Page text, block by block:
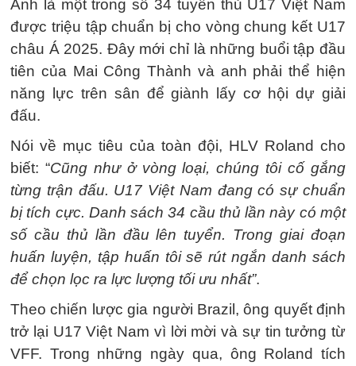
Anh là một trong số 34 tuyển thủ U17 Việt Nam
được triệu tập chuẩn bị cho vòng chung kết U17
châu Á 2025. Đây mới chỉ là những buổi tập đầu
tiên của Mai Công Thành và anh phải thể hiện
năng lực trên sân để giành lấy cơ hội dự giải
đấu.
Nói về mục tiêu của toàn đội, HLV Roland cho
biết: “Cũng như ở vòng loại, chúng tôi cố gắng
từng trận đấu. U17 Việt Nam đang có sự chuẩn
bị tích cực. Danh sách 34 cầu thủ lần này có một
số cầu thủ lần đầu lên tuyển. Trong giai đoạn
huấn luyện, tập huấn tôi sẽ rút ngắn danh sách
để chọn lọc ra lực lượng tối ưu nhất”.
Theo chiến lược gia người Brazil, ông quyết định
trở lại U17 Việt Nam vì lời mời và sự tin tưởng từ
VFF. Trong những ngày qua, ông Roland tích